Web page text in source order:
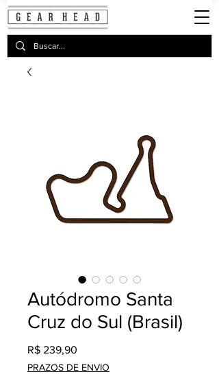
Autódromo Santa
Cruz do Sul (Brasil)
R$ 239,90
PRAZOS DE ENVIO